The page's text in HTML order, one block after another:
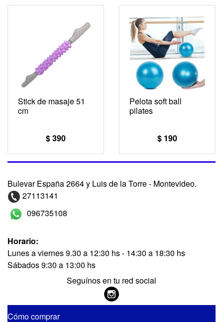
Stick de masaje 51
cm
$ 390
Pelota soft ball
pilates
$ 190
Bulevar España 2664 y Luis de la Torre - Montevideo.
27113141
096735108
Horario:
Lunes a viernes 9.30 a 12:30 hs - 14:30 a 18:30 hs
Sábados 9:30 a 13:00 hs
Seguínos en tu red social
Cómo comprar